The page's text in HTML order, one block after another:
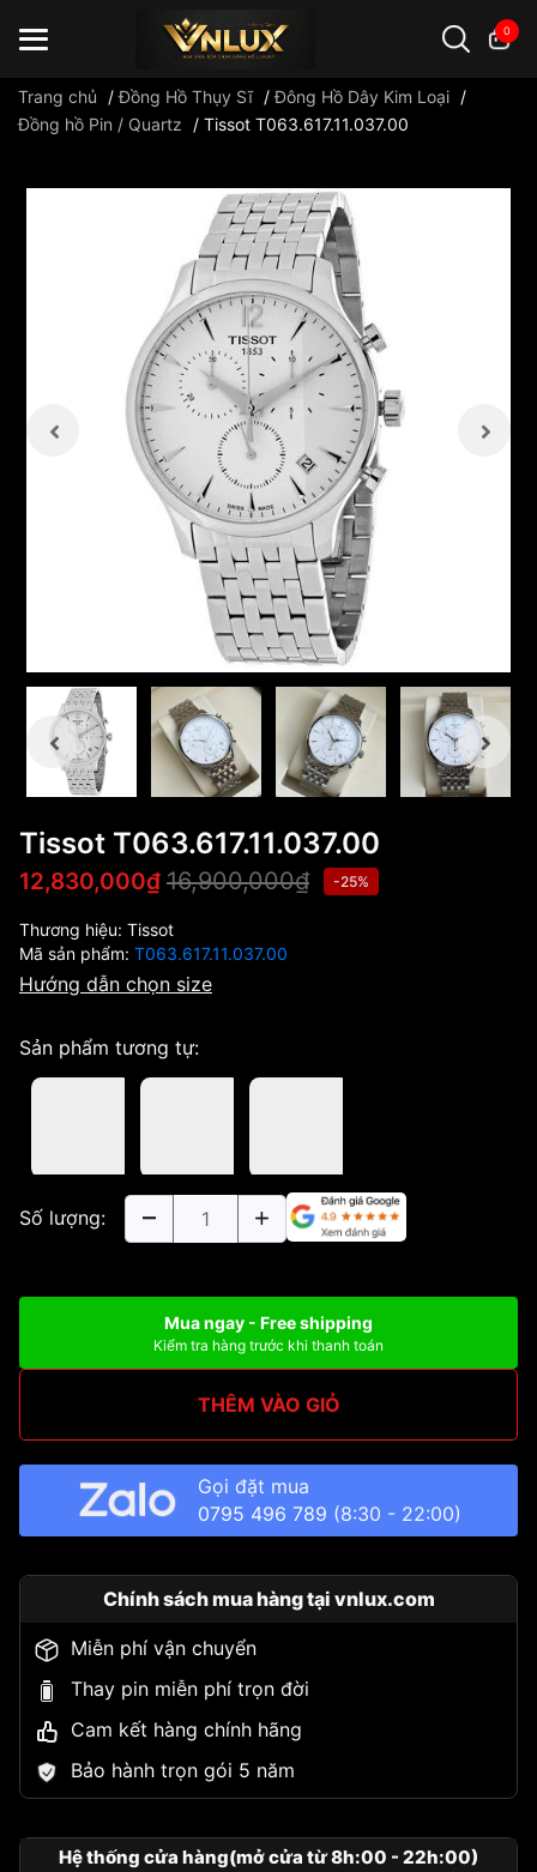
0
Trang chủ /Đồng Hồ Thụy Sĩ /Đông Hồ Dây Kim Loại /
Đồng hồ Pin / Quartz
/ Tissot T063.617.11.037.00
Tissot T063.617.11.037.00
12,830,000₫ 16,900,000₫ -25%
Thương hiệu: Tissot
Mã sản phẩm: T063.617.11.037.00
Hướng dẫn chọn size
Sản phẩm tương tự:
Số lượng:
Mua ngay - Free shipping
Kiểm tra hàng trước khi thanh toán
THÊM VÀO GIỎ
Gọi đặt mua
0795 496 789 (8:30 - 22:00)
Chính sách mua hàng tại vnlux.com
Miễn phí vận chuyển
Thay pin miễn phí trọn đời
Cam kết hàng chính hãng
Bảo hành trọn gói 5 năm
Hệ thống cửa hàng(mở cửa từ 8h:00 - 22h:00)